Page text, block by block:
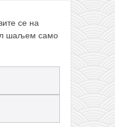
се на
шаљем само